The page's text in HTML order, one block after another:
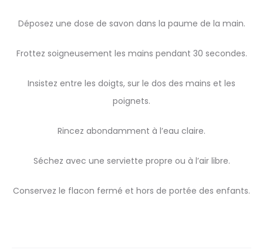
Déposez une dose de savon dans la paume de la main.
Frottez soigneusement les mains pendant 30 secondes.
Insistez entre les doigts, sur le dos des mains et les
poignets.
Rincez abondamment à l’eau claire.
Séchez avec une serviette propre ou à l’air libre.
Conservez le flacon fermé et hors de portée des enfants.